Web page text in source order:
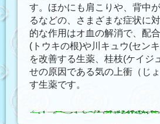
す。ほかにも肩こりや、背中
るなどの、さまざまな症状に
的な作用はオ血の解消で、配
(トウキの根)や川キュウ(セン
を改善する生薬、桂枝(ケイジ
せの原因である気の上衝（じ
す生薬です。